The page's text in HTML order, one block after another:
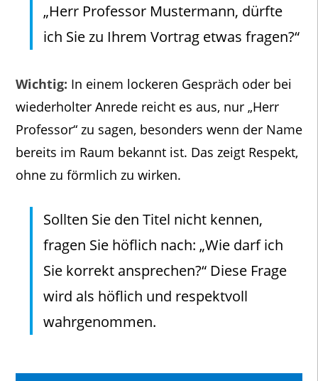
„Herr Professor Mustermann, dürfte
ich Sie zu Ihrem Vortrag etwas fragen?“
Wichtig: In einem lockeren Gespräch oder bei
wiederholter Anrede reicht es aus, nur „Herr
Professor“ zu sagen, besonders wenn der Name
bereits im Raum bekannt ist. Das zeigt Respekt,
ohne zu förmlich zu wirken.
Sollten Sie den Titel nicht kennen,
fragen Sie höflich nach: „Wie darf ich
Sie korrekt ansprechen?“ Diese Frage
wird als höflich und respektvoll
wahrgenommen.